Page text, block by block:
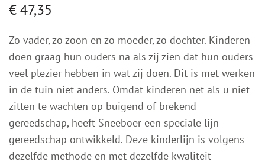
€47,35
Zo vader, zo zoon en zo moeder, zo dochter. Kinderen
doen graag hun ouders na als zij zien dat hun ouders
veel plezier hebben in wat zij doen. Dit is met werken
in de tuin niet anders. Omdat kinderen net als u niet
zitten te wachten op buigend of brekend
gereedschap, heeft Sneeboer een speciale lijn
gereedschap ontwikkeld. Deze kinderlijn is volgens
dezelfde methode en met dezelfde kwaliteit